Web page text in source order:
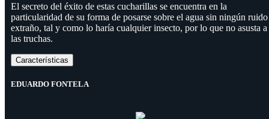
El secreto del éxito de estas cucharillas se encuentra en la
particularidad de su forma de posarse sobre el agua sin ningún ruido
extraño, tal y como lo haría cualquier insecto, por lo que no asusta a
las truchas.
Características
EDUARDO FONTELA